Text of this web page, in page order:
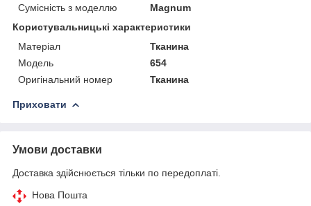
Сумісність з моделлю
Magnum
Користувальницькі характеристики
Матеріал
Тканина
Модель
654
Оригінальний номер
Тканина
Приховати
Умови доставки
Доставка здійснюється тільки по передоплаті.
Нова Пошта